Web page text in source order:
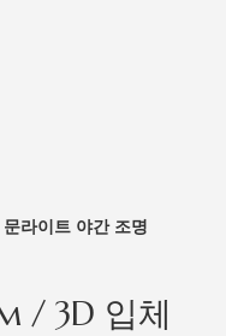
라이트 야간 조명
/ 3D 입체